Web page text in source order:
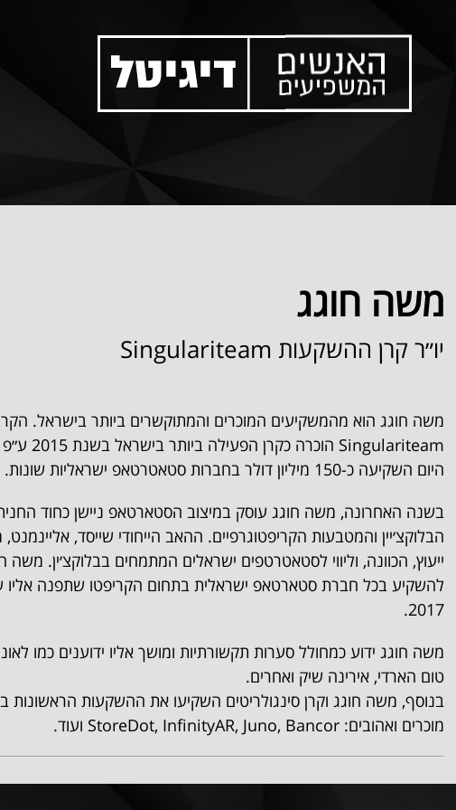
משה חוגג
יו״ר קרן ההשקעות Singulariteam
משה חוגג הוא מהמשקיעים המוכרים והמתוקשרים ביותר בישראל.
היום השקיעה כ-150 מיליון דולר בחברות סטאטרטאפ ישראליות שונות.
בשנה האחרונה, משה חוגג עוסק במיצוב הסטארטאפ ניישן כחוד
הבלוקצ׳יין והמטבעות הקריפטוגרפיים. ההאב הייחודי שייסד,
ייעוץ, הכוונה, וליווי לסטאטרטפים ישראלים המתמחים בבלוקצ׳ין. משה
להשקיע בכל חברת סטארטאפ ישראלית בתחום הקריפטו שתפנה
2017.
משה חוגג ידוע כמחולל סערות תקשורתיות ומושך אליו ידוענים כמו
טום הארדי, אירינה שיק ואחרים.
בנוסף, משה חוגג וקרן סינגולריטים השקיעו את ההשקעות הראשונות
מוכרים ואהובים: StoreDot, InfinityAR, Juno, Bancor ועוד.